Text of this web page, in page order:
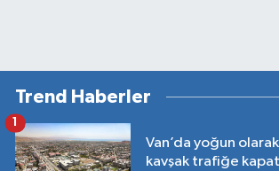
Trend Haberler
Van’da yoğun
kavşak trafiğe
1